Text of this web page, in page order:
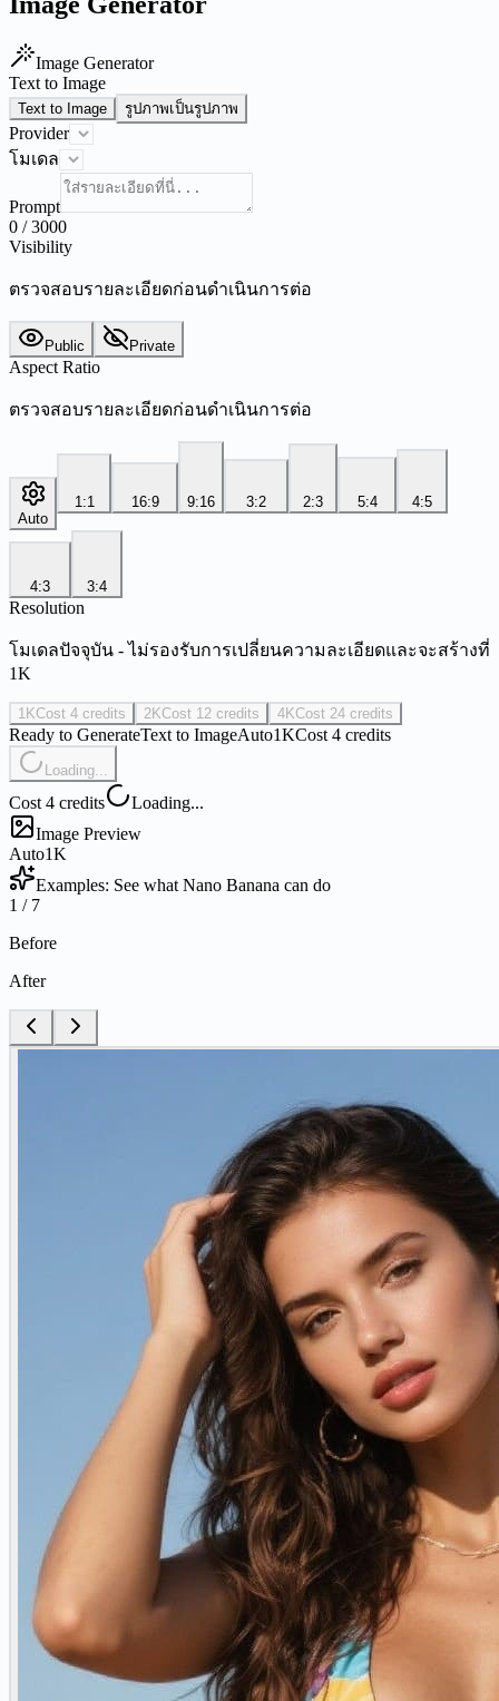
Image Generator
Text to Image
Text to Image รูปภาพเป็นรูปภาพ
Provider
โมเดล
Prompt
0 /3000
Visibility
ตรวจสอบรายละเอียดก่อนดำเนินการต่อ
Public Private
Aspect Ratio
ตรวจสอบรายละเอียดก่อนดำเนินการต่อ
Auto
1:1 16:9 9:16 3:2 2:3 5:4 4:5
4:3 3:4
Resolution
โมเดลปัจจุบัน - ไม่รองรับการเปลี่ยนความละเอียดและจะสร้างที่
1K
1KCost 4 credits 2KCost 12 credits 4KCost 24 credits
Ready to GenerateText to ImageAuto1KCost 4 credits
Loading...
Cost 4 credits
Loading...
Image Preview
Auto1K
Examples: See what Nano Banana can do
1 / 7
Before
After